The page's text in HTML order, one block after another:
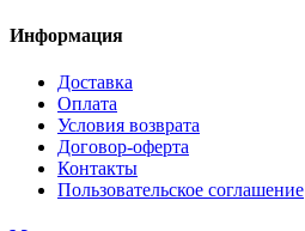
Информация
Доставка
Оплата
Условия возврата
Договор-оферта
Контакты
Пользовательское соглашение